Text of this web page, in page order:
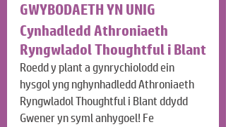
GWYBODAETH YN UNIG
Cynhadledd Athroniaeth
Ryngwladol Thoughtful i Blant
Roedd y plant a gynrychiolodd ein
hysgol yng nghynhadledd Athroniaeth
Ryngwladol Thoughtful i Blant ddydd
Gwener yn syml anhygoel! Fe